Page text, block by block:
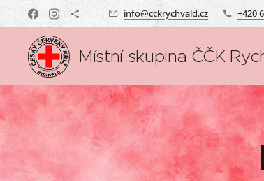
info@cckrychvald.cz +420
Místní skupina ČČK